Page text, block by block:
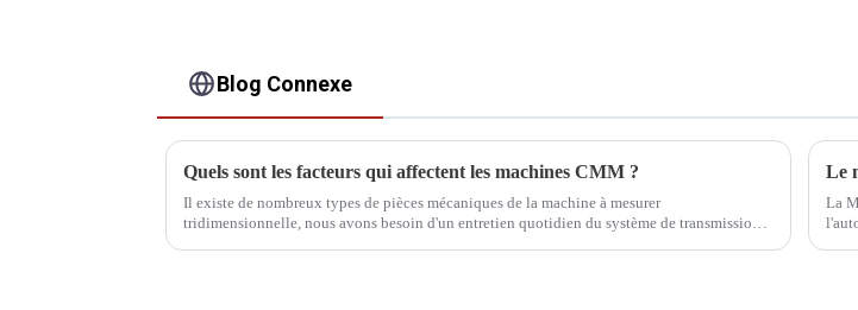
Blog Connexe
Quels sont les facteurs qui affectent les machines CMM ?
Il existe de nombreux types de pièces mécaniques de la machine à mesurer
tridimensionnelle, nous avons besoin d'un entretien quotidien du système de transmission
Le
La